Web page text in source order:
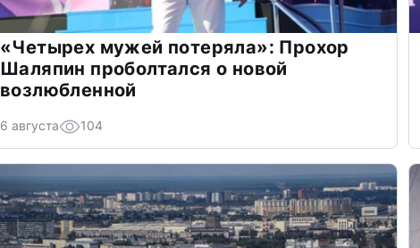
«Четырех мужей потеряла»: Прохор
Шаляпин проболтался о новой
возлюбленной
6 августа 104